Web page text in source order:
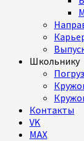
Школьнику
Контакты
VK
MAX